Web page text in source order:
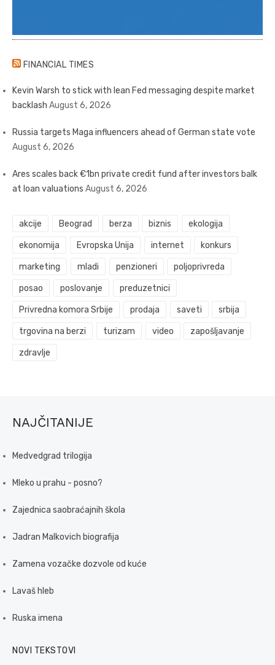
FINANCIAL TIMES
Kevin Warsh to stick with lean Fed messaging despite market
backlash August 6, 2026
Russia targets Maga influencers ahead of German state vote
August 6, 2026
Ares scales back €1bn private credit fund after investors balk
at loan valuations August 6, 2026
akcije Beograd berza biznis ekologija
ekonomija Evropska Unija internet konkurs
marketing mladi penzioneri poljoprivreda
posao poslovanje preduzetnici
Privredna komora Srbije prodaja saveti srbija
trgovina na berzi turizam video zapošljavanje
zdravlje
NAJČITANIJE
Medvedgrad trilogija
Mleko u prahu - posno?
Zajednica saobraćajnih škola
Jadran Malkovich biografija
Zamena vozačke dozvole od kuće
Lavaš hleb
Ruska imena
NOVI TEKSTOVI